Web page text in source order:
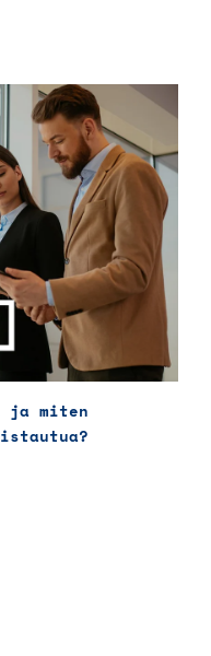
ja miten